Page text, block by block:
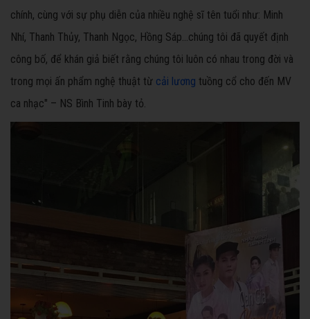
chính, cùng với sự phụ diễn của nhiều nghệ sĩ tên tuổi như: Minh
Nhí, Thanh Thủy, Thanh Ngọc, Hồng Sáp…chúng tôi đã quyết định
công bố, để khán giả biết rằng chúng tôi luôn có nhau trong đời và
trong mọi ấn phẩm nghệ thuật từ cải lương tuồng cổ cho đến MV
ca nhạc" – NS Bình Tinh bày tỏ.